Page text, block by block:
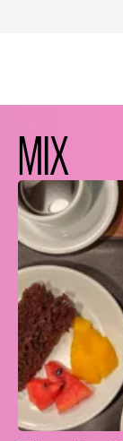
MIX